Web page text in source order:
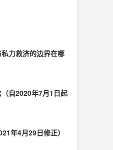
力救济的边界在哪
自2020年7月1日起
年4月29日修正）